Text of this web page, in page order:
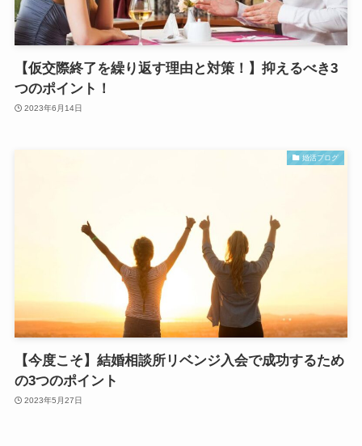
【仮交際終了を繰り返す理由と対策！】抑えるべき3
つのポイント！
2023年6月14日
婚活ブログ
【今度こそ】結婚相談所リベンジ入会で成功するため
の3つのポイント
2023年5月27日